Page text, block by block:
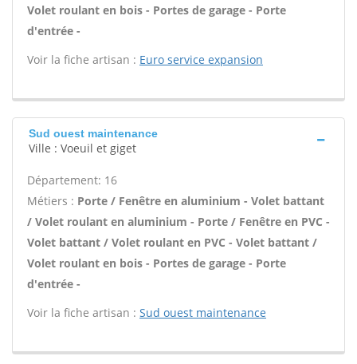
Volet roulant en bois - Portes de garage - Porte
d'entrée -
Voir la fiche artisan : Euro service expansion
Sud ouest maintenance
Ville : Voeuil et giget
Département: 16
Métiers : Porte / Fenêtre en aluminium - Volet battant
/ Volet roulant en aluminium - Porte / Fenêtre en PVC -
Volet battant / Volet roulant en PVC - Volet battant /
Volet roulant en bois - Portes de garage - Porte
d'entrée -
Voir la fiche artisan : Sud ouest maintenance